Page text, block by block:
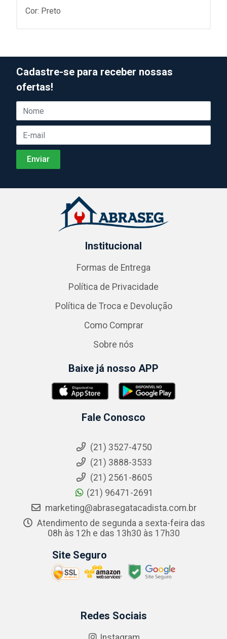
Cor: Preto
Cadastre-se para receber nossas
ofertas!
Institucional
Formas de Entrega
Política de Privacidade
Política de Troca e Devolução
Como Comprar
Sobre nós
Baixe já nosso APP
Fale Conosco
(21) 3527-4750
(21) 3888-3533
(21) 2561-8605
(21) 96471-2691
marketing@abrasegatacadista.com.br
Atendimento de segunda a sexta-feira das
08h às 12h e das 13h30 às 17h30
Site Seguro
Redes Sociais